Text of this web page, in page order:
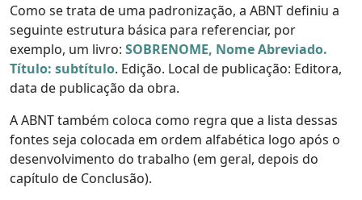
Como se trata de uma padronização, a ABNT definiu a
seguinte estrutura básica para referenciar, por
exemplo, um livro: SOBRENOME, Nome Abreviado.
Título: subtítulo. Edição. Local de publicação: Editora,
data de publicação da obra.
A ABNT também coloca como regra que a lista dessas
fontes seja colocada em ordem alfabética logo após o
desenvolvimento do trabalho (em geral, depois do
capítulo de Conclusão).